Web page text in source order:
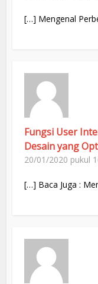
[…] Mengenal
Fungsi User
Desain yang
20/01/2020 pukul
[…] Baca Juga :